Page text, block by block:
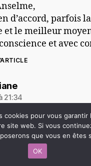
d’accord, parfois
et le meilleur
et avec
dit :
21:34
!
je pense que cela
à de nombreuses
cookies pour vous garantir
site web. Si vous
que vous en êtes
OK